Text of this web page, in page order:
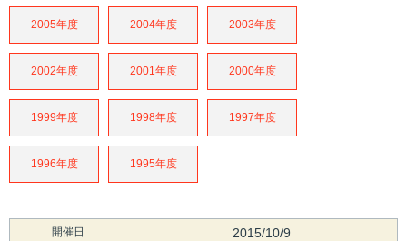
2005年度 2004年度 2003年度
2002年度 2001年度 2000年度
1999年度 1998年度 1997年度
1996年度 1995年度
開催日 2015/10/9